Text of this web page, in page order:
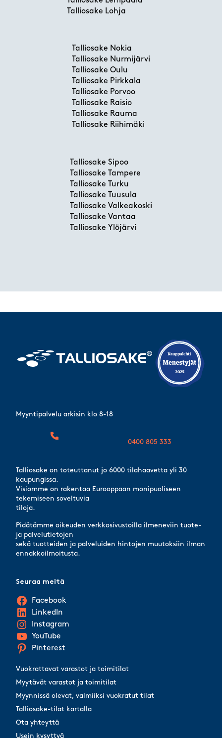
Talliosake Lohja
Talliosake Nokia
Talliosake Nurmijärvi
Talliosake Oulu
Talliosake Pirkkala
Talliosake Porvoo
Talliosake Raisio
Talliosake Rauma
Talliosake Riihimäki
Talliosake Sipoo
Talliosake Tampere
Talliosake Turku
Talliosake Tuusula
Talliosake Valkeakoski
Talliosake Vantaa
Talliosake Ylöjärvi
Myyntipalvelu arkisin klo 8-18
0400 805 333
Talliosake on toteuttanut jo 6000 tilahaavetta yli 30
kaupungissa.
Visiomme on rakentaa Eurooppaan monipuoliseen
tekemiseen soveltuvia
tiloja.
Pidätämme oikeuden verkkosivustoilla ilmeneviin tuote-
ja palvelutietojen
sekä tuotteiden ja palveluiden hintojen muutoksiin ilman
ennakkoilmoitusta.
Vuokrattavat varastot ja toimitilat
Myytävät varastot ja toimitilat
Myynnissä olevat, valmiiksi vuokratut tilat
Talliosake-tilat kartalla
Ota yhteyttä
Usein kysyttyä
Seuraa meitä
Facebook
LinkedIn
Instagram
YouTube
Pinterest